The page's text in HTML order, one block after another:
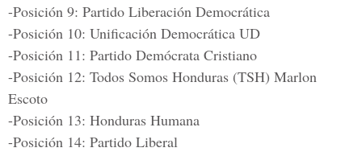
-Posición 9: Partido Liberación Democrática
-Posición 10: Unificación Democrática UD
-Posición 11: Partido Demócrata Cristiano
-Posición 12: Todos Somos Honduras (TSH) Marlon
Escoto
-Posición 13: Honduras Humana
-Posición 14: Partido Liberal